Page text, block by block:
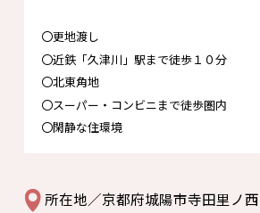
〇更地渡し
〇近鉄「久津川」駅まで徒歩１０分
〇北東角地
〇スーパー・コンビニまで徒歩圏内
〇閑静な住環境
所在地／京都府城陽市寺田里ノ西